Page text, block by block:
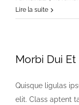
Lire la suite
Morbi Dui
Quisque ligulas
elit. Class aptent